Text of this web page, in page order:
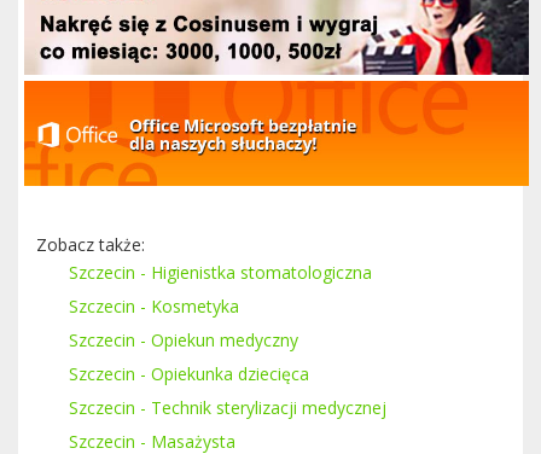
Zobacz także:
Szczecin - Higienistka stomatologiczna
Szczecin - Kosmetyka
Szczecin - Opiekun medyczny
Szczecin - Opiekunka dziecięca
Szczecin - Technik sterylizacji medycznej
Szczecin - Masażysta